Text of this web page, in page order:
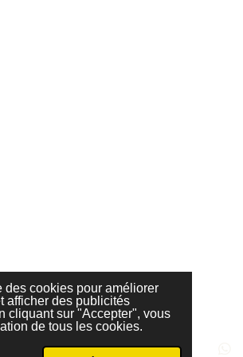
des cookies pour améliorer
afficher des publicités
cliquant sur "Accepter", vous
de tous les cookies.